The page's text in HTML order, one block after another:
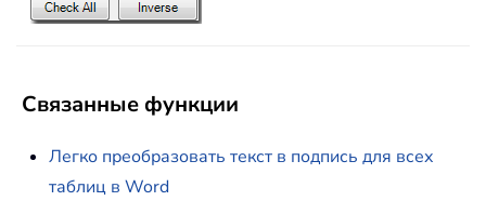
Связанные функции
Легко преобразовать текст в подпись для всех
таблиц в Word